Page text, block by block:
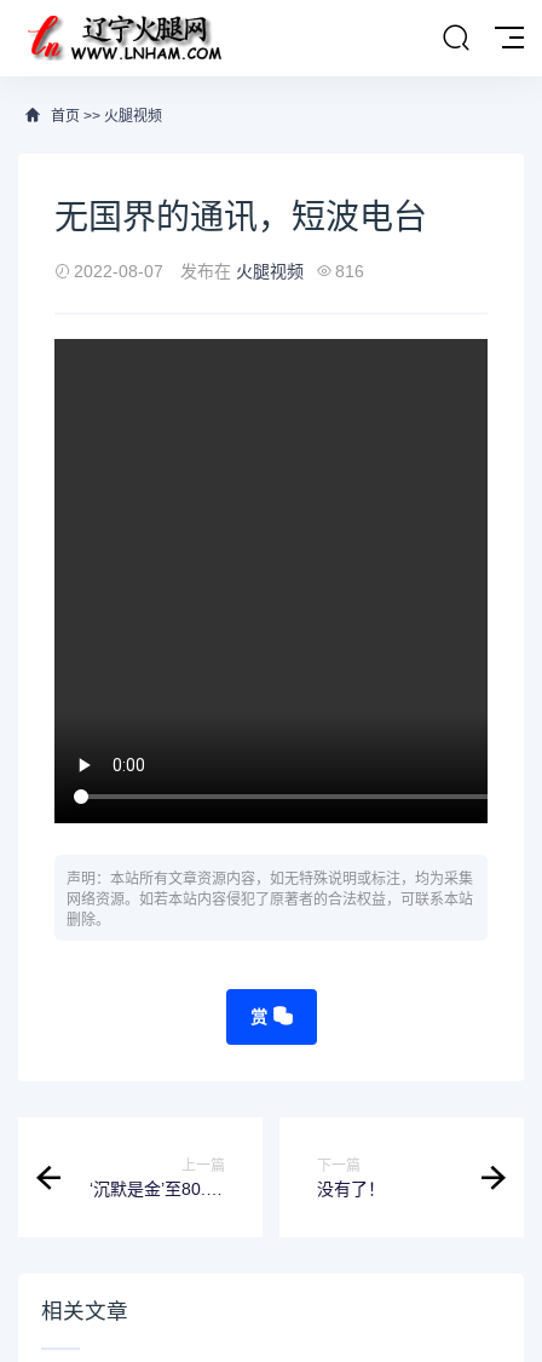
首页 >> 火腿视频
无国界的通讯，短波电台
2022-08-07 发布在 火腿视频 816
声明：本站所有文章资源内容，如无特殊说明或标注，均为采集
网络资源。如若本站内容侵犯了原著者的合法权益，可联系本站
删除。
赏
上一篇
‘沉默是金’至80.90
下一篇
没有了！
相关文章